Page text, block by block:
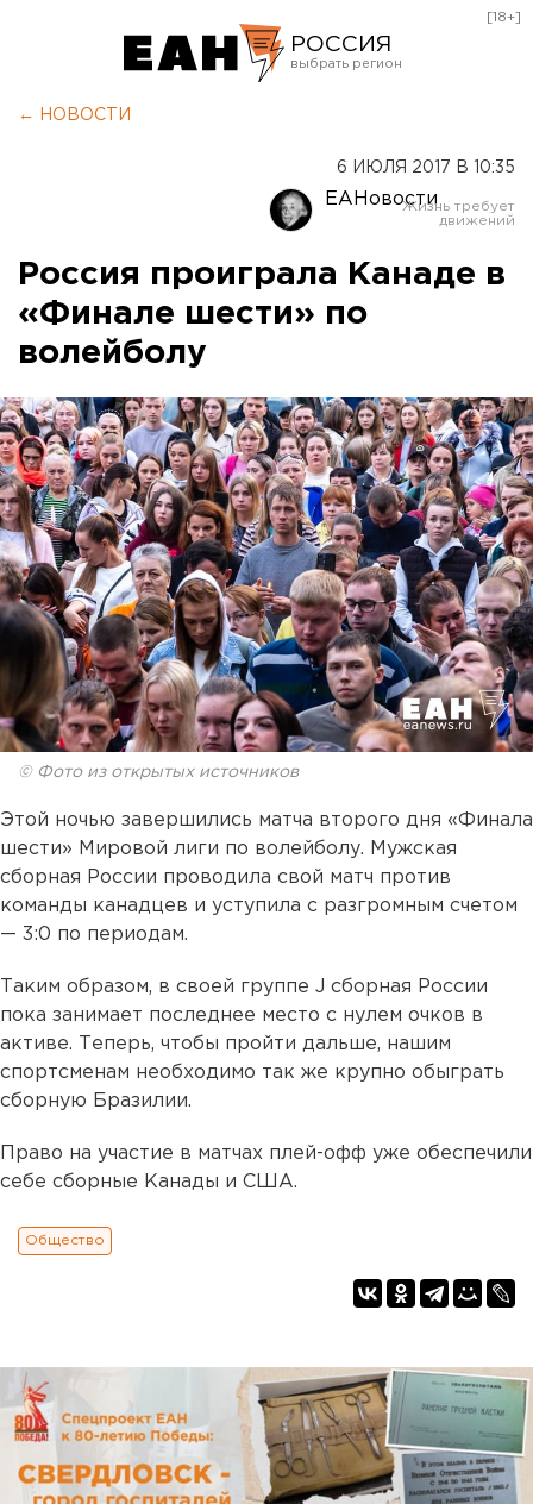
РОССИЯ
Оренбург
[18+]
← НОВОСТИ
6 ИЮЛЯ 2017 В 10:35
ЕАНовости
Россия проиграла Канаде в
«Финале шести» по
волейболу
© Фото из открытых источников
Этой ночью завершились матча второго дня «Финала
шести» Мировой лиги по волейболу. Мужская
сборная России проводила свой матч против
команды канадцев и уступила с разгромным счетом
— 3:0 по периодам.
Таким образом, в своей группе J сборная России
пока занимает последнее место с нулем очков в
активе. Теперь, чтобы пройти дальше, нашим
спортсменам необходимо так же крупно обыграть
сборную Бразилии.
Право на участие в матчах плей-офф уже обеспечили
себе сборные Канады и США.
Общество